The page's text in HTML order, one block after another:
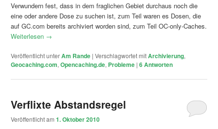
Verwundern fest, dass in dem fraglichen Gebiet durchaus noch die
eine oder andere Dose zu suchen ist, zum Teil waren es Dosen, die
auf GC.com bereits archiviert worden sind, zum Teil OC-only-Caches.
Weiterlesen →
Veröffentlicht unterAm Rande |Verschlagwortet mitArchivierung,
Geocaching.com,Opencaching.de, Probleme |6Antworten
Verflixte Abstandsregel
Veröffentlicht am1. Oktober 2010